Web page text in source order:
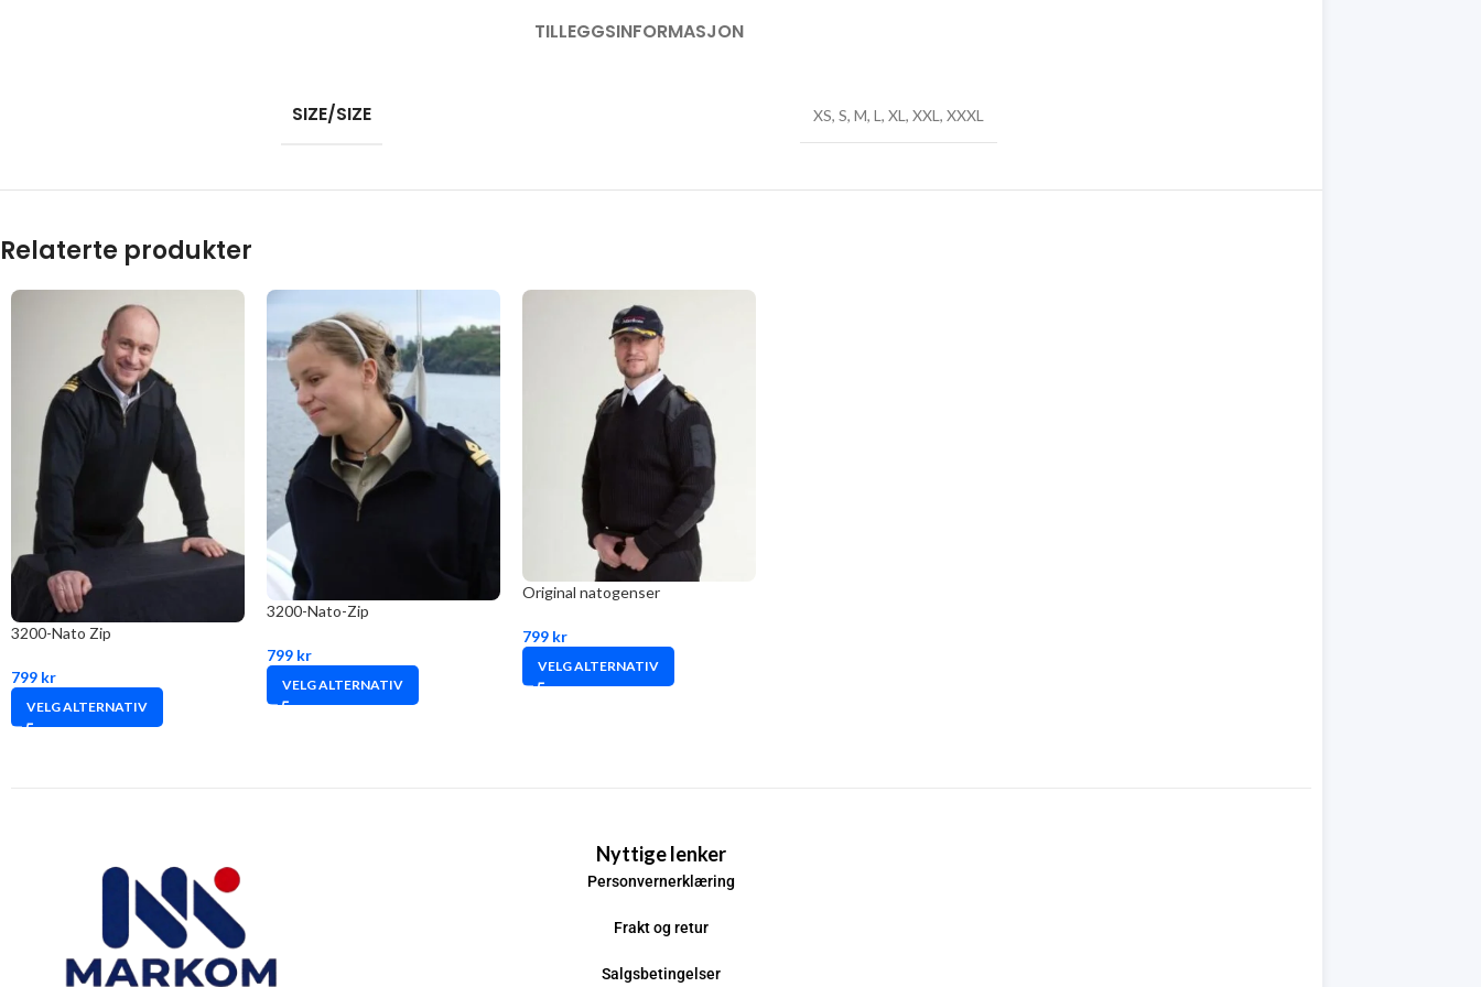
TILLEGGSINFORMASJON
SIZE/SIZE XS, S, M, L , XL , XXL , XXXL
Relaterte produkter
3200-Nato Zip
799 kr
VELG ALTERNATIV
3200-Nato-Zip
799 kr
VELG ALTERNATIV
Original natogenser
799 kr
VELG ALTERNATIV
Nyttige lenker
Personvernerklæring
Frakt og retur
Salgsbetingelser